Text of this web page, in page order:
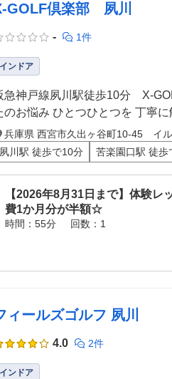
GOLF倶楽部 夙川
- 1件
インドア
急神戸線夙川駅徒歩10分 X-
のお悩み ひとつひとつを 丁寧に
兵庫県 西宮市久出ヶ谷町10-45 イ
夙川駅 徒歩で10分
苦楽園口駅 徒歩
【2026年8月31日まで】体験
費1か月分が半額☆
時間：55分 回数：1
ィールズゴルフ 夙川
4.0 2件
インドア